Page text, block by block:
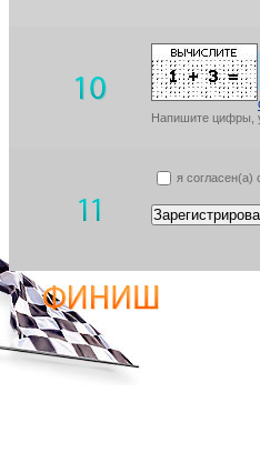
Напишите цифры,
я согласен(а)